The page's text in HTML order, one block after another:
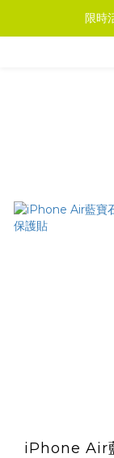
限時
iPhone Air